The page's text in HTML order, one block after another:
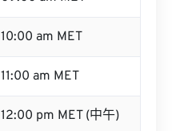
10:00 am MET
11:00 am MET
12:00 pm MET (中午)